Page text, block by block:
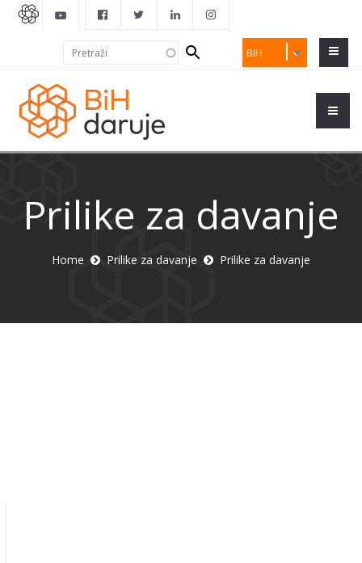
BIH
Search
form
Prilike za davanje
Home Prilike za davanje Prilike za davanje